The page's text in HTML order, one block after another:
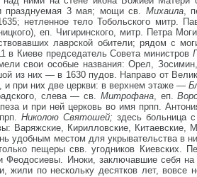
празднуемая 3 мая; мощи св. Михаила,
нетленное тело Тобольского митр.
еп. Чигиринского, митр. Петра
лаврской обители; рядом с
в Киеве председатель Совета министров
свои особые названия: Орел,
из них — в 1630 пудов. Направо от
и при них две церкви: в верхнем этаже —
слева — св. Митрофана, еп.
и при ней церковь во имя прпп.
Николою Святошей; здесь больница
Варяжские, Кирилловские, Китаевские,
удобным местом для укрывательства в
пещеры свв. угодников Киевских.
Феодосиевы. Иноки, заключавшие себя
жили по нескольку десятков лет,